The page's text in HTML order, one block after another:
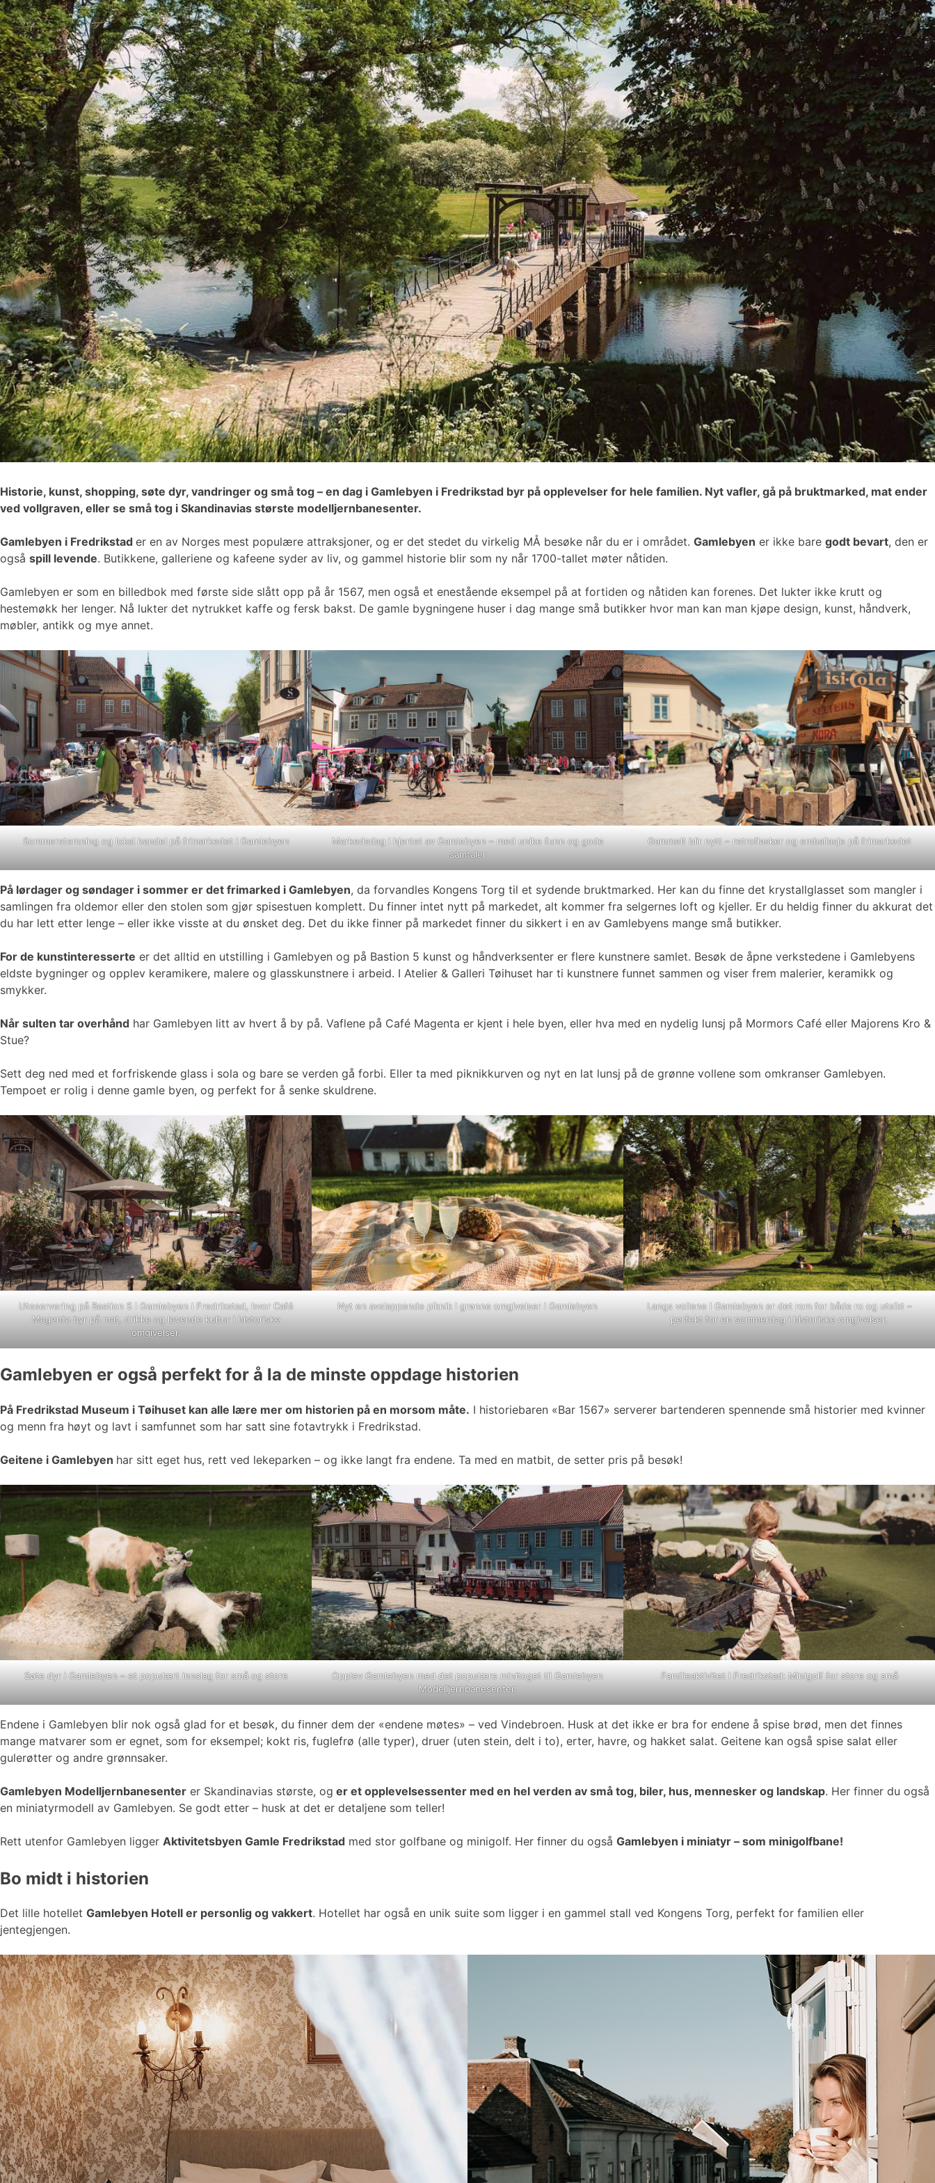
Historie, kunst, shopping, søte dyr, vandringer og små tog – en dag i Gamlebyen i Fredrikstad byr på opplevelser for hele familien. Nyt vafler, gå på bruktmarked, mat ender
ved vollgraven, eller se små tog i Skandinavias største modelljernbanesenter.
Gamlebyen i Fredrikstad er en av Norges mest populære attraksjoner, og er det stedet du virkelig MÅ besøke når du er i området. Gamlebyen er ikke bare godt bevart, den er
også spill levende. Butikkene, galleriene og kafeene syder av liv, og gammel historie blir som ny når 1700-tallet møter nåtiden.
Gamlebyen er som en billedbok med første side slått opp på år 1567, men også et enestående eksempel på at fortiden og nåtiden kan forenes. Det lukter ikke krutt og
hestemøkk her lenger. Nå lukter det nytrukket kaffe og fersk bakst. De gamle bygningene huser i dag mange små butikker hvor man kan man kjøpe design, kunst, håndverk,
møbler, antikk og mye annet.
Sommerstemning og lokal handel på frimarkedet i Gamlebyen
Markedsdag i hjertet av Gamlebyen – med unike funn og gode
samtaler
Gammelt blir nytt – retroflasker og emballasje på frimarkedet
På lørdager og søndager i sommer er det frimarked i Gamlebyen, da forvandles Kongens Torg til et sydende bruktmarked. Her kan du finne det krystallglasset som mangler i
samlingen fra oldemor eller den stolen som gjør spisestuen komplett. Du finner intet nytt på markedet, alt kommer fra selgernes loft og kjeller. Er du heldig finner du akkurat det
du har lett etter lenge – eller ikke visste at du ønsket deg. Det du ikke finner på markedet finner du sikkert i en av Gamlebyens mange små butikker.
For de kunstinteresserte er det alltid en utstilling i Gamlebyen og på Bastion 5 kunst og håndverksenter er flere kunstnere samlet. Besøk de åpne verkstedene i Gamlebyens
eldste bygninger og opplev keramikere, malere og glasskunstnere i arbeid. I Atelier & Galleri Tøihuset har ti kunstnere funnet sammen og viser frem malerier, keramikk og
smykker.
Når sulten tar overhånd har Gamlebyen litt av hvert å by på. Vaflene på Café Magenta er kjent i hele byen, eller hva med en nydelig lunsj på Mormors Café eller Majorens Kro &
Stue?
Sett deg ned med et forfriskende glass i sola og bare se verden gå forbi. Eller ta med piknikkurven og nyt en lat lunsj på de grønne vollene som omkranser Gamlebyen.
Tempoet er rolig i denne gamle byen, og perfekt for å senke skuldrene.
Uteservering på Bastion 5 i Gamlebyen i Fredrikstad, hvor Café
Magenta byr på mat, drikke og levende kultur i historiske
omgivelser.
Nyt en avslappende piknik i grønne omgivelser i Gamlebyen
Langs vollene i Gamlebyen er det rom for både ro og utsikt –
perfekt for en sommerdag i historiske omgivelser.
Gamlebyen er også perfekt for å la de minste oppdage historien
På Fredrikstad Museum i Tøihuset kan alle lære mer om historien på en morsom måte. I historiebaren «Bar 1567» serverer bartenderen spennende små historier med kvinner
og menn fra høyt og lavt i samfunnet som har satt sine fotavtrykk i Fredrikstad.
Geitene i Gamlebyen har sitt eget hus, rett ved lekeparken – og ikke langt fra endene. Ta med en matbit, de setter pris på besøk!
Søte dyr i Gamlebyen – et populært innslag for små og store
Opplev Gamlebyen med det populære minitoget til Gamlebyen
Modelljernbanesenter.
Familieaktivitet i Fredrikstad: Minigolf for store og små
Endene i Gamlebyen blir nok også glad for et besøk, du finner dem der «endene møtes» – ved Vindebroen. Husk at det ikke er bra for endene å spise brød, men det finnes
mange matvarer som er egnet, som for eksempel; kokt ris, fuglefrø (alle typer), druer (uten stein, delt i to), erter, havre, og hakket salat. Geitene kan også spise salat eller
gulerøtter og andre grønnsaker.
Gamlebyen Modelljernbanesenter er Skandinavias største, og er et opplevelsessenter med en hel verden av små tog, biler, hus, mennesker og landskap. Her finner du også
en miniatyrmodell av Gamlebyen. Se godt etter – husk at det er detaljene som teller!
Rett utenfor Gamlebyen ligger Aktivitetsbyen Gamle Fredrikstad med stor golfbane og minigolf. Her finner du også Gamlebyen i miniatyr – som minigolfbane!
Bo midt i historien
Det lille hotellet Gamlebyen Hotell er personlig og vakkert. Hotellet har også en unik suite som ligger i en gammel stall ved Kongens Torg, perfekt for familien eller
jentegjengen.